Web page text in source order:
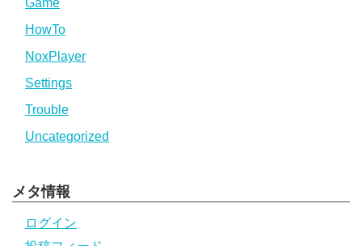
HowTo
NoxPlayer
Settings
Trouble
Uncategorized
メタ情報
ログイン